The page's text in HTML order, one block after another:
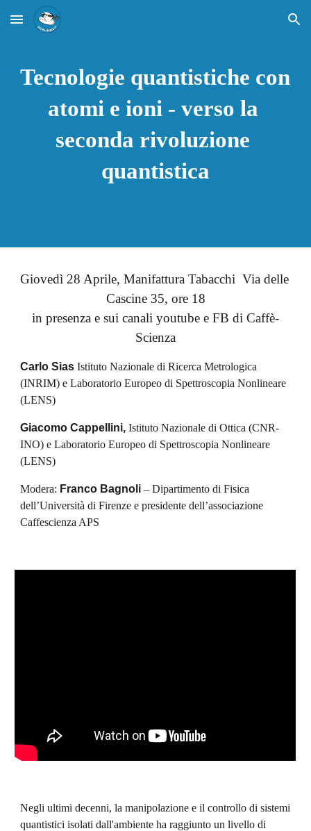
Skip to main content Skip to navigation
Tecnologie quantistiche con
atomi e ioni - verso la
seconda rivoluzione
quantistica
Giovedì 28 Aprile, Manifattura Tabacchi  Via delle
Cascine 35, ore 18
in presenza e sui canali youtube e FB di Caffè-
Scienza
Carlo Sias Istituto Nazionale di Ricerca Metrologica
(INRIM) e Laboratorio Europeo di Spettroscopia Nonlineare
(LENS)
Giacomo Cappellini, Istituto Nazionale di Ottica (CNR-
INO) e Laboratorio Europeo di Spettroscopia Nonlineare
(LENS)
Modera: Franco Bagnoli – Dipartimento di Fisica
dell’Università di Firenze e presidente dell’associazione
Caffescienza APS
Negli ultimi decenni, la manipolazione e il controllo di sistemi
quantistici isolati dall'ambiente ha raggiunto un livello di